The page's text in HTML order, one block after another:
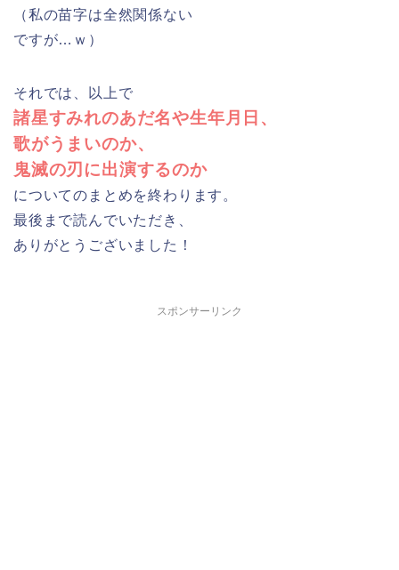
（私の苗字は全然関係ない
ですが…ｗ）
それでは、以上で
諸星すみれのあだ名や生年月日、
歌がうまいのか、
鬼滅の刃に出演するのか
についてのまとめを終わります。
最後まで読んでいただき、
ありがとうございました！
スポンサーリンク